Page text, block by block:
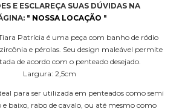
E ESCLAREÇA SUAS DÚVIDAS NA
" NOSSA LOCAÇÃO "
Patrícia é uma peça com banho de ródio
e pérolas. Seu design maleável permite
de acordo com o penteado desejado.
Largura: 2,5cm
para ser utilizada em penteados como semi
e baixo, rabo de cavalo, ou até mesmo como